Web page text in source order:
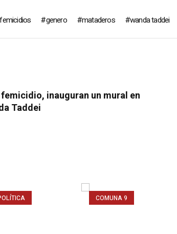
femicidios genero mataderos wanda taddei
inauguran un mural en
Taddei
COMUNA 9